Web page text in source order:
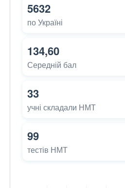
5632
по Україні
134,60
Середній бал
33
учні складали НМТ
99
тестів НМТ